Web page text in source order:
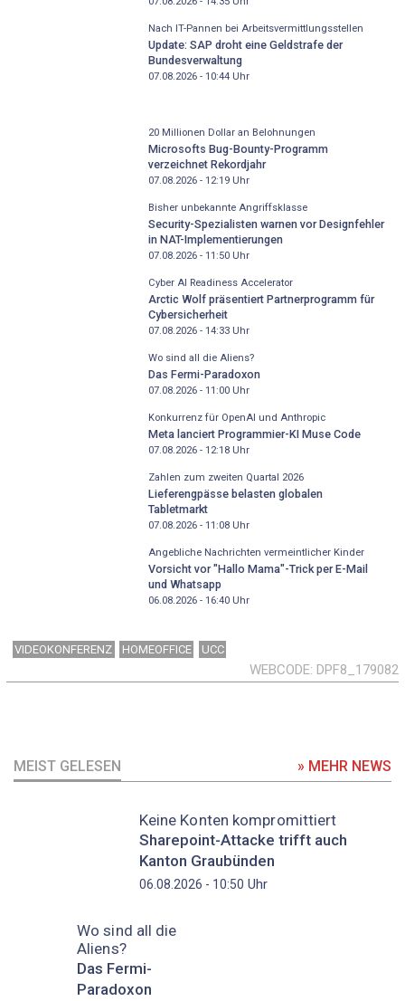
Nach IT-Pannen bei Arbeitsvermittlungsstellen
Update: SAP droht eine Geldstrafe der
Bundesverwaltung
07.08.2026 - 10:44Uhr
20 Millionen Dollar an Belohnungen
Microsofts Bug-Bounty-Programm
verzeichnet Rekordjahr
07.08.2026 - 12:19Uhr
Bisher unbekannte Angriffsklasse
Security-Spezialisten warnen vor Designfehler
in NAT-Implementierungen
07.08.2026 - 11:50Uhr
Cyber AI Readiness Accelerator
Arctic Wolf präsentiert Partnerprogramm für
Cybersicherheit
07.08.2026 - 14:33Uhr
Wo sind all die Aliens?
Das Fermi-Paradoxon
07.08.2026 - 11:00Uhr
Konkurrenz für OpenAI und Anthropic
Meta lanciert Programmier-KI Muse Code
07.08.2026 - 12:18Uhr
Zahlen zum zweiten Quartal 2026
Lieferengpässe belasten globalen
Tabletmarkt
07.08.2026 - 11:08Uhr
Angebliche Nachrichten vermeintlicher Kinder
Vorsicht vor "Hallo Mama"-Trick per E-Mail
und Whatsapp
06.08.2026 - 16:40Uhr
VIDEOKONFERENZ HOMEOFFICE UCC
WEBCODE DPF8_179082
MEIST GELESEN » MEHR NEWS
Keine Konten kompromittiert
Sharepoint-Attacke trifft auch
Kanton Graubünden
06.08.2026 - 10:50 Uhr
Wo sind all die
Aliens?
Das Fermi-
Paradoxon